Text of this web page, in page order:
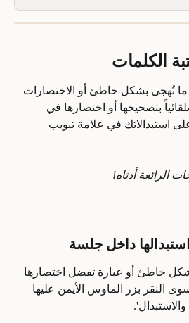
الكلمات
ما تُهجى بشكل خاطئ أو الاختصارات
المفضلة، وسيقوم Heidi تلقائياً بتصحيحها أو اختصارها في
استبدالاتك في علامة تبويب
الرائعة أدناه!
داخل جلسة
خاطئ أو عبارة تفضل اختصارها
النقر بزر الماوس الأيمن عليها